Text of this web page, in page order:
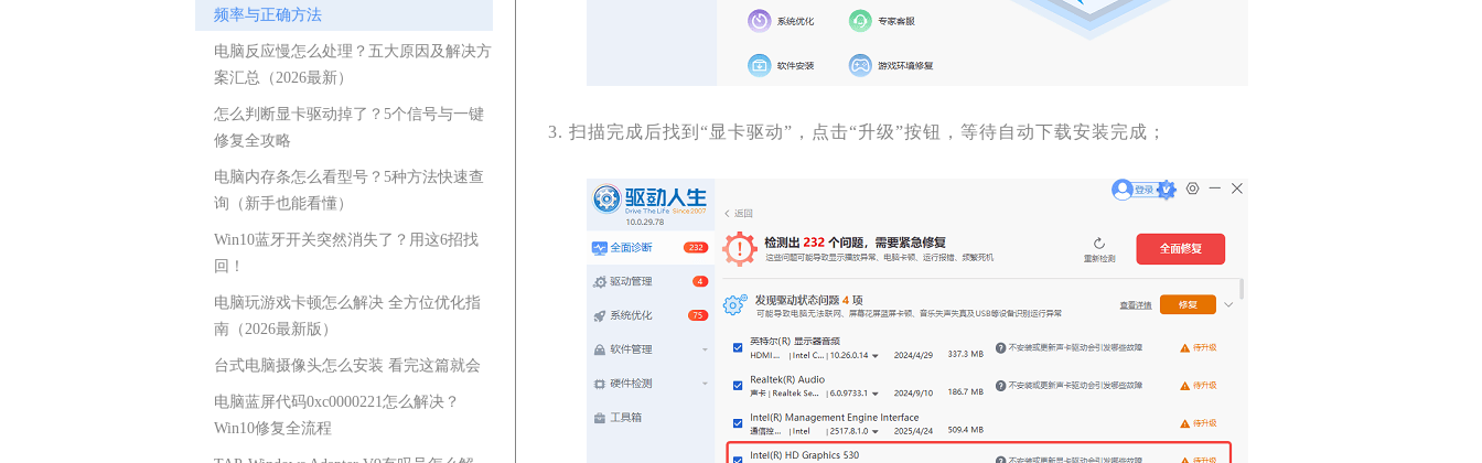
频率与正确方法
电脑反应慢怎么处理？五大原因及解决方
案汇总（2026最新）
怎么判断显卡驱动掉了？5个信号与一键
修复全攻略
电脑内存条怎么看型号？5种方法快速查
询（新手也能看懂）
Win10蓝牙开关突然消失了？用这6招找
回！
电脑玩游戏卡顿怎么解决 全方位优化指
南（2026最新版）
台式电脑摄像头怎么安装 看完这篇就会
电脑蓝屏代码0xc0000221怎么解决？
Win10修复全流程
3. 扫描完成后找到“显卡驱动”，点击“升级”按钮，等待自动下载安装完成；